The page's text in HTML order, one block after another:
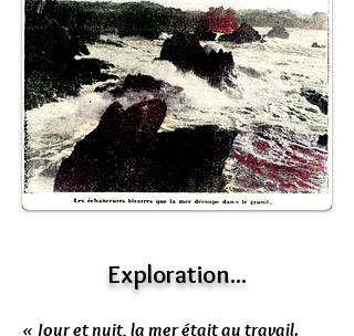
Exploration...
« Jour et nuit, la mer était au travail.